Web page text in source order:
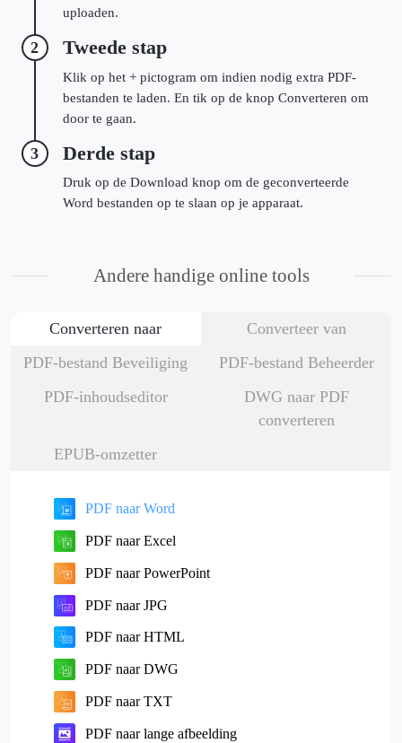
uploaden.
2 Tweede stap
Klik op het + pictogram om indien nodig extra PDF-
bestanden te laden. En tik op de knop Converteren om
door te gaan.
3 Derde stap
Druk op de Download knop om de geconverteerde
Word bestanden op te slaan op je apparaat.
Andere handige online tools
Converteren naar
Converteer van
PDF-bestand Beveiliging
PDF-bestand Beheerder
PDF-inhoudseditor
DWG naar PDF
converteren
EPUB-omzetter
PDF naar Word
PDF naar Excel
PDF naar PowerPoint
PDF naar JPG
PDF naar HTML
PDF naar DWG
PDF naar TXT
PDF naar lange afbeelding